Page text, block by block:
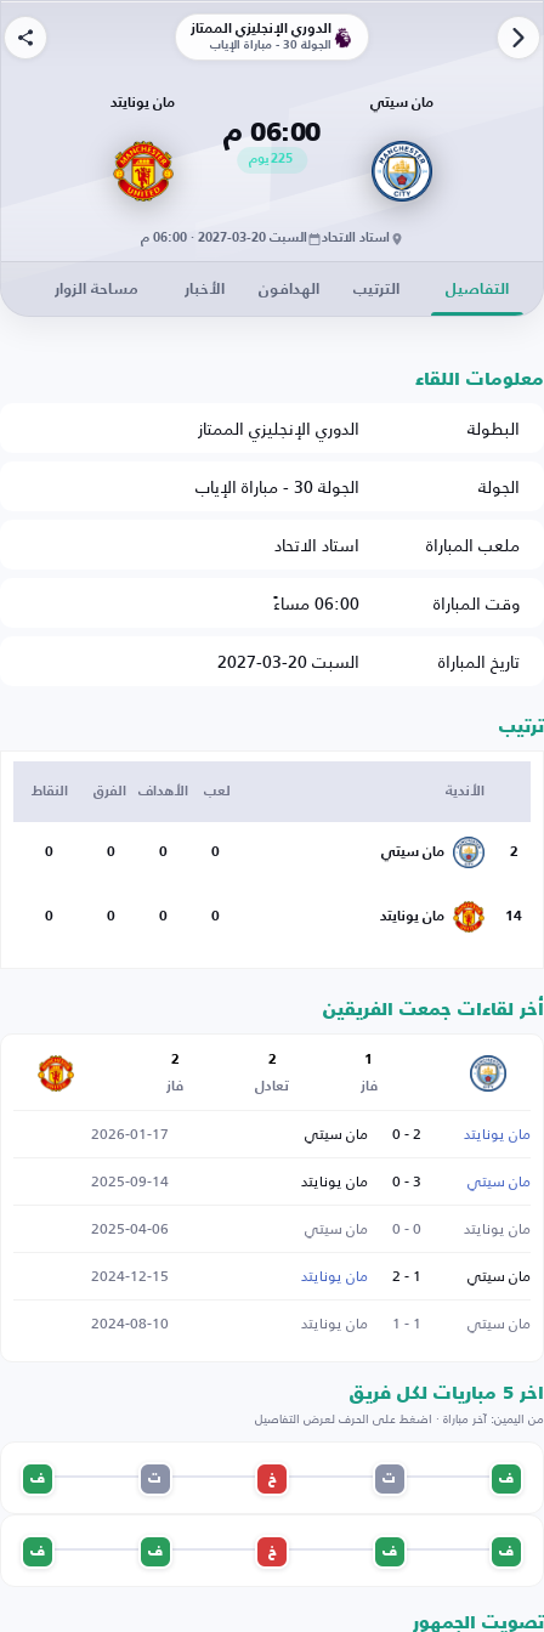
الدوري الإنجليزي الممتاز
الجولة 30 - مباراة الإياب
مان سيتي
06:00 م
225يوم
مان يونايتد
استاد الاتحاد السبت 20-03-2027 · 06:00 م
التفاصيل الترتيب الهدافون الأخبار مساحة الزوار
معلومات اللقاء
البطولة
الدوري الإنجليزي الممتاز
الجولة
الجولة 30 - مباراة الإياب
ملعب المباراة
استاد الاتحاد
وقت المباراة
06:00 مساءً
تاريخ المباراة
السبت 20-03-2027
ترتيب
الأندية لعب الأهداف الفرق النقاط
2 مان سيتي 0
0
0
0
14 مان يونايتد 0
0
0
0
أخر لقاءات جمعت الفريقين
1
فاز
2
تعادل
2
فاز
مان يونايتد 2 - 0 مان سيتي
2026-01-17
مان سيتي
3 - 0 مان يونايتد
2025-09-14
مان يونايتد
0 - 0 مان سيتي
2025-04-06
مان سيتي
1 - 2 مان يونايتد
2024-12-15
مان سيتي
1 - 1 مان يونايتد 2024-08-10
اخر 5 مباريات لكل فريق
من اليمين: آخر مباراة · اضغط على الحرف لعرض التفاصيل
ف ت خ ت ف
ف ف خ ف ف
تصويت الجمهور